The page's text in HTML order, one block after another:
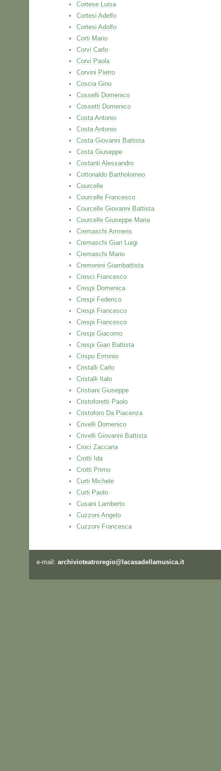
Cortese Luisa
Cortesi Adelfo
Cortesi Adolfo
Corti Mario
Corvi Carlo
Corvi Paola
Corvini Pietro
Coscia Gino
Cosselli Domenico
Cossetti Domenico
Costa Antonio
Costa Antonio
Costa Giovanni Battista
Costa Giuseppe
Costanti Alessandro
Cottonaldo Bartholomeo
Courcelle
Courcelle Francesco
Courcelle Giovanni Battista
Courcelle Giuseppe Maria
Cremaschi Amneris
Cremaschi Gian Luigi
Cremaschi Mario
Cremonini Giambattista
Cresci Francesco
Crespi Domenica
Crespi Federico
Crespi Francesco
Crespi Francesco
Crespi Giacomo
Crespi Gian Battista
Crispo Erminio
Cristalli Carlo
Cristalli Italo
Cristiani Giuseppe
Cristoforetti Paolo
Cristoforo Da Piacenza
Crivelli Domenico
Crivelli Giovanni Battista
Croci Zaccaria
Crotti Ida
Crotti Primo
Curti Michele
Curti Paolo
Cusani Lamberto
Cuzzoni Angelo
Cuzzoni Francesca
e-mail: archivioteatroregio@lacasadellamusica.it